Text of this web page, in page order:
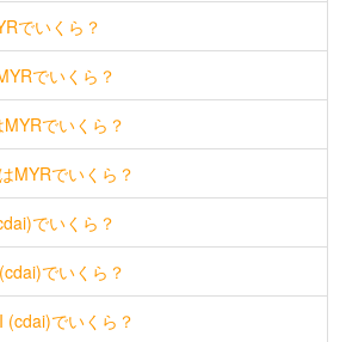
でいくら？
でいくら？
でいくら？
MYRでいくら？
でいくら？
でいくら？
(cdai)でいくら？